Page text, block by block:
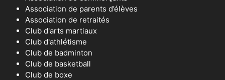
Association de parents d’élèves
Association de retraités
Club d'arts martiaux
Club d'athlétisme
Club de badminton
Club de basketball
Club de boxe